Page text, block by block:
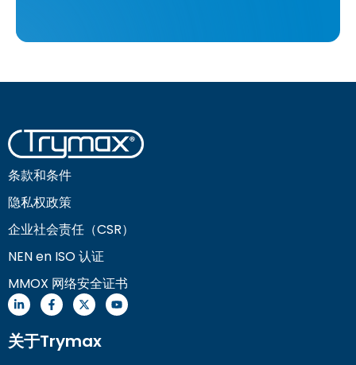
条款和条件
隐私权政策
企业社会责任（CSR）
NEN en ISO 认证
MMOX 网络安全证书
关于Trymax